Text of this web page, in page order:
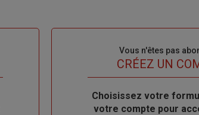
Vous n'êtes pas
TITRECRÉEZ UN
Body
Choisissez votre
votre compte pour